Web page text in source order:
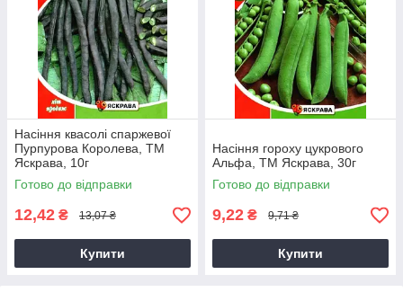
Насіння квасолі спаржевої
Пурпурова Королева, ТМ
Яскрава, 10г
Готово до відправки
12,42 ₴ 13,07 ₴
Купити
Насіння гороху цукрового
Альфа, ТМ Яскрава, 30г
Готово до відправки
9,22 ₴ 9,71 ₴
Купити